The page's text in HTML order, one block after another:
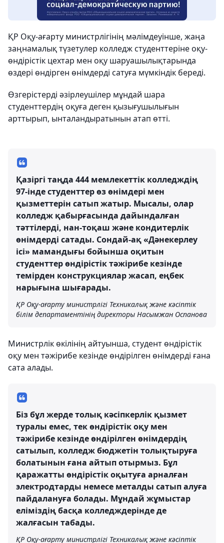
ҚР Оқу-ағарту министрлігінің мәлімдеуінше, жаңа
заңнамалық түзетулер колледж студенттеріне оқу-
өндірістік цехтар мен оқу шаруашылықтарында
өздері өндірген өнімдерді сатуға мүмкіндік береді.
Өзгерістерді әзірлеушілер мұндай шара
студенттердің оқуға деген қызығушылығын
арттырып, ынталандыратынын атап өтті.
Қазіргі таңда 444 мемлекеттік колледждің
97-інде студенттер өз өнімдері мен
қызметтерін сатып жатыр. Мысалы, олар
колледж қабырғасында дайындалған
тәттілерді, нан-тоқаш және кондитерлік
өнімдерді сатады. Сондай-ақ «Дәнекерлеу
ісі» мамандығы бойынша оқитын
студенттер өндірістік тәжірибе кезінде
темірден конструкциялар жасап, еңбек
нарығына шығарады.
ҚР Оқу-ағарту министрлігі Техникалық және кәсіптік
білім департаментінің директоры Насымжан Оспанова
Министрлік өкілінің айтуынша, студент өндірістік
оқу мен тәжірибе кезінде өндірілген өнімдерді ғана
сата алады.
Біз бұл жерде толық кәсіпкерлік қызмет
туралы емес, тек өндірістік оқу мен
тәжірибе кезінде өндірілген өнімдердің
сатылып, колледж бюджетін толықтыруға
болатынын ғана айтып отырмыз. Бұл
қаражатты өндірістік оқытуға арналған
электродтарды немесе металды сатып алуға
пайдалануға болады. Мұндай жұмыстар
еліміздің басқа колледждерінде де
жалғасын табады.
ҚР Оқу-ағарту министрлігі Техникалық және кәсіптік